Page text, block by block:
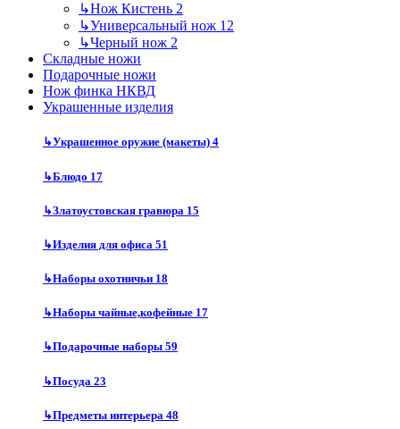
↳Нож Кистень 2
↳Универсальный нож 12
↳Черный нож 2
Складные ножи
Подарочные ножи
Нож финка НКВД
Украшенные изделия
↳Украшенное оружие (макеты) 4
↳Блюдо 17
↳Златоустовская гравюра 15
↳Изделия для офиса 51
↳Наборы охотничьи 18
↳Наборы чайные,кофейные 17
↳Подарочные наборы 59
↳Посуда 23
↳Предметы интерьера 48